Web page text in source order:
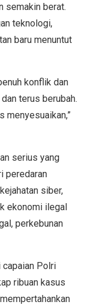
semakin berat.
teknologi,
baru menuntut
konflik dan
terus berubah.
menyesuaikan,”
serius yang
peredaran
siber,
ekonomi ilegal
perkebunan
Polri
ribuan kasus